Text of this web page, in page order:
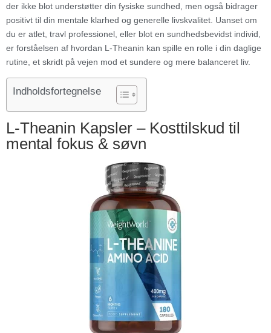
der ikke blot understøtter din fysiske sundhed, men også bidrager
positivt til din mentale klarhed og generelle livskvalitet. Uanset om
du er atlet, travl professionel, eller blot en sundhedsbevidst individ,
er forståelsen af hvordan L-Theanin kan spille en rolle i din daglige
rutine, et skridt på vejen mod et sundere og mere balanceret liv.
Indholdsfortegnelse
L-Theanin Kapsler – Kosttilskud til
mental fokus & søvn